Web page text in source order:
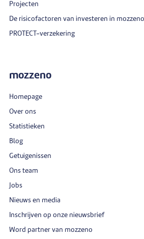
Projecten
De risicofactoren van investeren in
PROTECT-verzekering
mozzeno
Homepage
Over ons
Statistieken
Blog
Getuigenissen
Ons team
Jobs
Nieuws en media
Inschrijven op onze nieuwsbrief
Word partner van mozzeno